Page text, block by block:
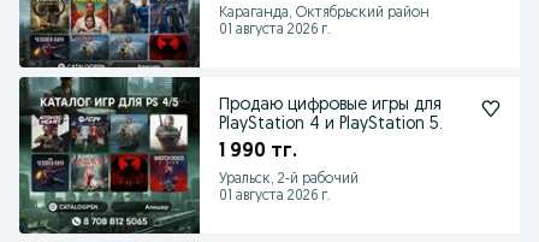
Караганда, Октябрьский район
01 августа 2026 г.
Продаю цифровые игры для
PlayStation 4 и PlayStation 5.
1 990 тг.
Уральск, 2-й рабочий
01 августа 2026 г.